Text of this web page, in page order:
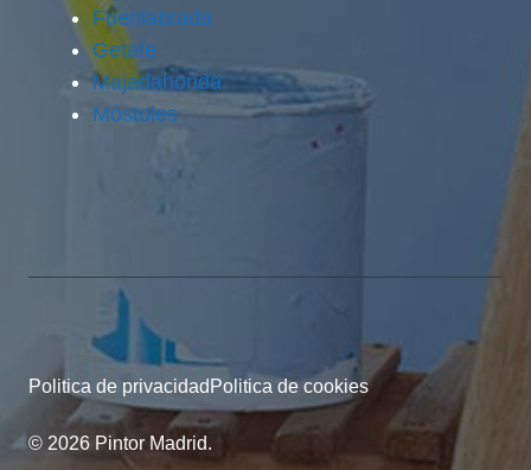
Fuenlabrada
Getafe
Majadahonda
Móstoles
© 2026 Pintor Madrid.
Politica de privacidad Politica de cookies